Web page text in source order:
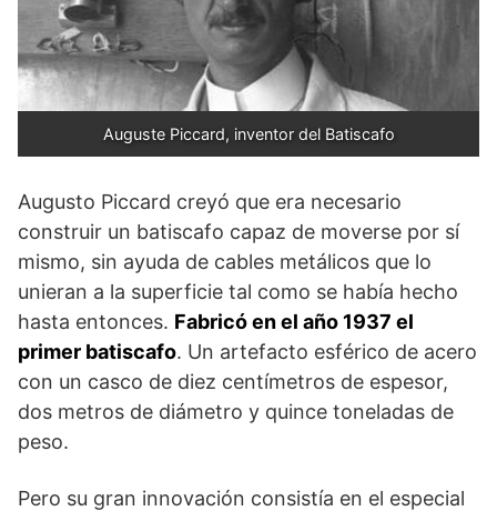
Auguste Piccard, inventor del Batiscafo
Augusto Piccard creyó que era necesario
construir un batiscafo capaz de moverse por sí
mismo, sin ayuda de cables metálicos que lo
unieran a la superficie tal como se había hecho
hasta entonces. Fabricó en el año 1937 el
primer batiscafo. Un artefacto esférico de acero
con un casco de diez centímetros de espesor,
dos metros de diámetro y quince toneladas de
peso.
Pero su gran innovación consistía en el especial